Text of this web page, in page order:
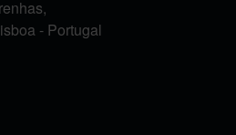
- Portugal